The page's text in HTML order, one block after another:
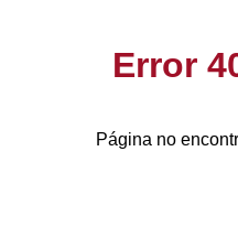
Error
Página no